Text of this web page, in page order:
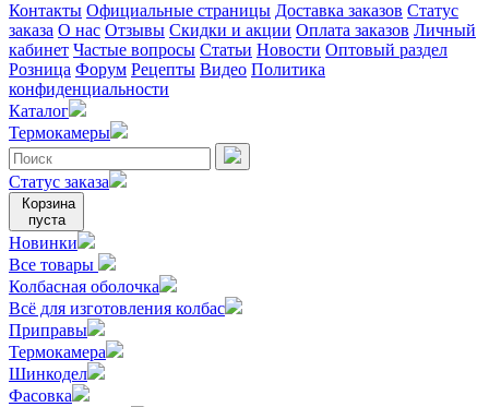
Контакты Официальные страницы Доставка заказов Статус
заказа О нас Отзывы Скидки и акции Оплата заказов Личный
кабинет Частые вопросы Статьи Новости Оптовый раздел
Розница Форум Рецепты Видео Политика
конфиденциальности
Каталог
Термокамеры
Статус заказа
Корзина
пуста
Новинки
Все товары
Колбасная оболочка
Всё для изготовления колбас
Приправы
Термокамера
Шинкодел
Фасовка